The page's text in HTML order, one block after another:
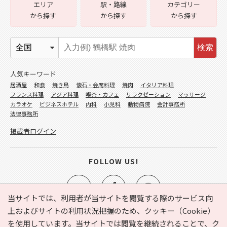
当サイトでは、利用者が当サイトを閲覧する際のサービス向
上およびサイトの利用状況把握のため、クッキー（Cookie）
を使用しています。当サイトでは閲覧を継続されることで、ク
e-NAVITA（イーナビタ）とは？ お気に入り ヘルプ
エリア
から探す
駅・路線
から探す
カテゴリー
から探す
検索
人気キーワード
居酒屋 和食 焼き鳥 懐石・会席料理 焼肉
イタリア料理
フランス料理
アジア料理 喫茶・カフェ リラクゼーション
マッサージ
カラオケ
ビジネスホテル 内科 小児科 動物病院
会計事務所
法律事務所
掲載者ログイン
FOLLOW US!